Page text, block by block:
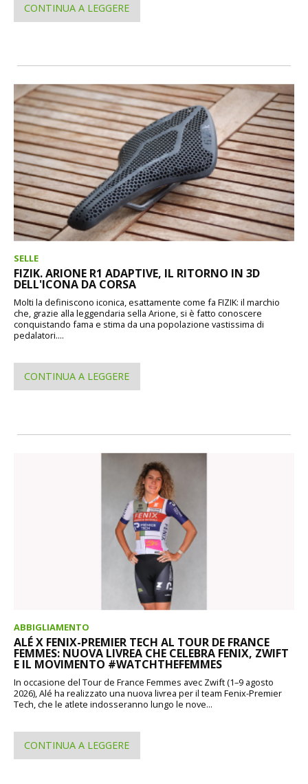
CONTINUA A LEGGERE
SELLE
FIZIK. ARIONE R1 ADAPTIVE, IL RITORNO IN 3D
DELL'ICONA DA CORSA
Molti la definiscono iconica, esattamente come fa FIZIK: il marchio
che, grazie alla leggendaria sella Arione, si è fatto conoscere
conquistando fama e stima da una popolazione vastissima di
pedalatori....
CONTINUA A LEGGERE
ABBIGLIAMENTO
ALÉ X FENIX-PREMIER TECH AL TOUR DE FRANCE
FEMMES: NUOVA LIVREA CHE CELEBRA FENIX, ZWIFT
E IL MOVIMENTO #WATCHTHEFEMMES
In occasione del Tour de France Femmes avec Zwift (1–9 agosto
2026), Alé ha realizzato una nuova livrea per il team Fenix-Premier
Tech, che le atlete indosseranno lungo le nove...
CONTINUA A LEGGERE